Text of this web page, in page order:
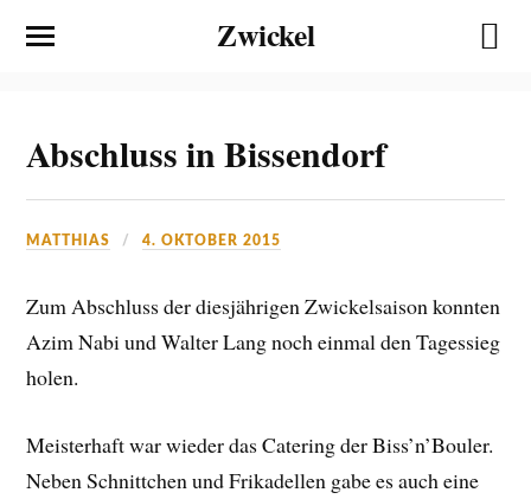
Zwickel
Abschluss in Bissendorf
MATTHIAS 4. OKTOBER 2015
Zum Abschluss der diesjährigen Zwickelsaison konnten
Azim Nabi und Walter Lang noch einmal den Tagessieg
holen.
Meisterhaft war wieder das Catering der Biss’n’Bouler.
Neben Schnittchen und Frikadellen gabe es auch eine